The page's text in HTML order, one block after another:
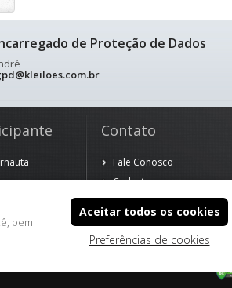
de Proteção de Dados
Contato
Fale Conosco
Cadastre-se
bem
Aceitar todos os cookies
Preferências de cookies